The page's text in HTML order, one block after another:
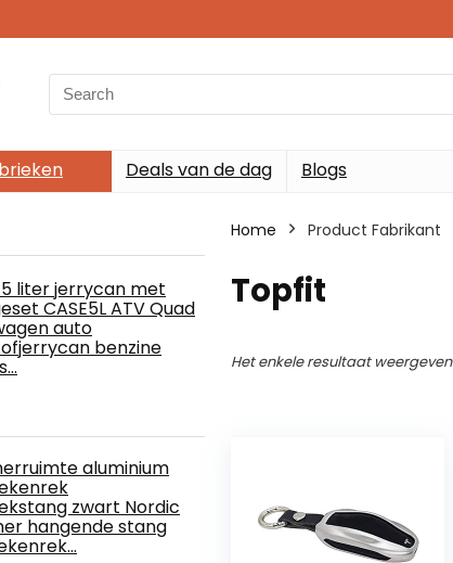
Search
for:
Deals van de dag Blogs
liter jerrycan met
CASE5L ATV Quad
auto
benzine
aluminium
zwart Nordic
hangende stang
Home Product Fabrikant
Topfit
Het enkele resultaat weergeven